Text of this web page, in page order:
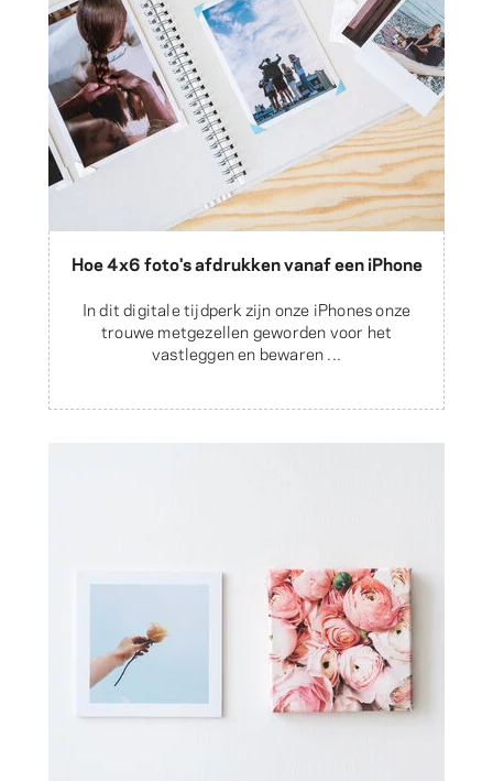
Hoe 4x6 foto's afdrukken vanaf een iPhone
In dit digitale tijdperk zijn onze iPhones onze
trouwe metgezellen geworden voor het
vastleggen en bewaren ...